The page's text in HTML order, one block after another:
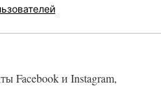
Facebook и Instagram,